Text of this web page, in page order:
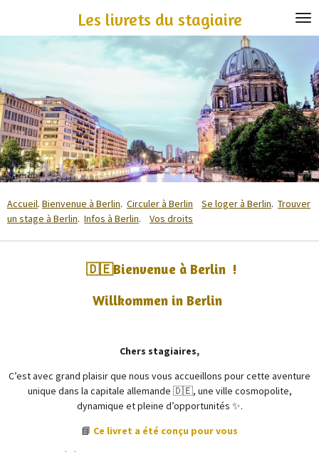
Les livrets du stagiaire
Accueil. Bienvenue à Berlin. Circuler à Berlin Se loger à Berlin. Trouver
un stage à Berlin. Infos à Berlin. Vos droits
🇩🇪Bienvenue à Berlin !
Willkommen in Berlin
Chers stagiaires,
C’est avec grand plaisir que nous vous accueillons pour cette aventure
unique dans la capitale allemande 🇩🇪, une ville cosmopolite,
dynamique et pleine d’opportunités ✨.
📘 Ce livret a été conçu pour vous